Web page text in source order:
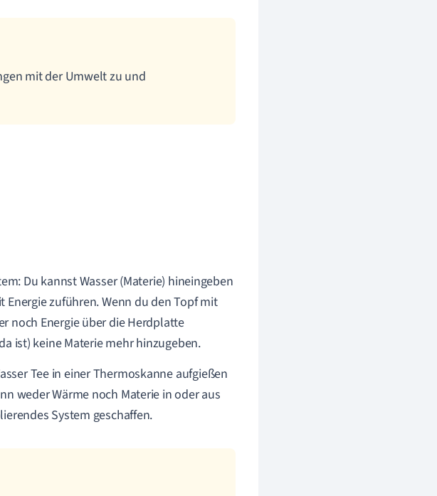
mit der Umwelt zu und
Du kannst Wasser (Materie) hineingeben
zuführen. Wenn du den Topf mit
noch Energie über die Herdplatte
ist) keine Materie mehr hinzugeben.
Tee in einer Thermoskanne aufgießen
weder Wärme noch Materie in oder aus
System geschaffen.